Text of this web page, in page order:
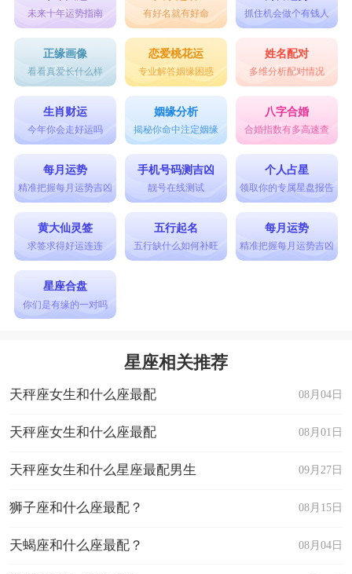
未来十年运势指南 有好名就有好命 抓住机会做个有钱人
正缘画像
看看真爱长什么样
恋爱桃花运
专业解答姻缘困惑
姓名配对
多维分析配对情况
生肖财运
今年你会走好运吗
姻缘分析
揭秘你命中注定姻缘
八字合婚
合婚指数有多高速查
每月运势
精准把握每月运势吉凶
手机号码测吉凶
靓号在线测试
个人占星
领取你的专属星盘报告
黄大仙灵签
求签求得好运连连
五行起名
五行缺什么如何补旺
每月运势
精准把握每月运势吉凶
星座合盘
你们是有缘的一对吗
星座相关推荐
08月04日
天秤座女生和什么座最配
08月01日
天秤座女生和什么座最配
09月27日
天秤座女生和什么星座最配男生
08月15日
狮子座和什么座最配？
08月04日
天蝎座和什么座最配？